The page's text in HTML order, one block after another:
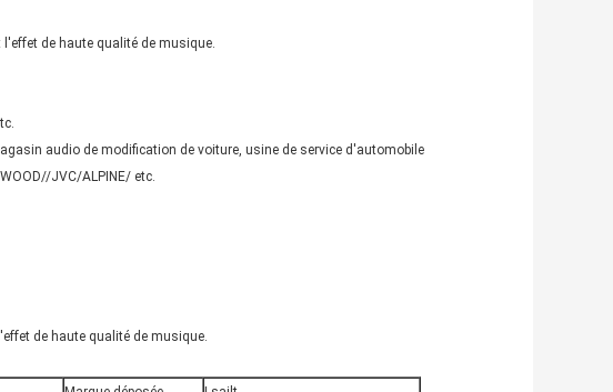
de haute qualité de musique.
audio de modification de voiture, usine de service d'automobile
JVC/ALPINE/ etc.
de haute qualité de musique.